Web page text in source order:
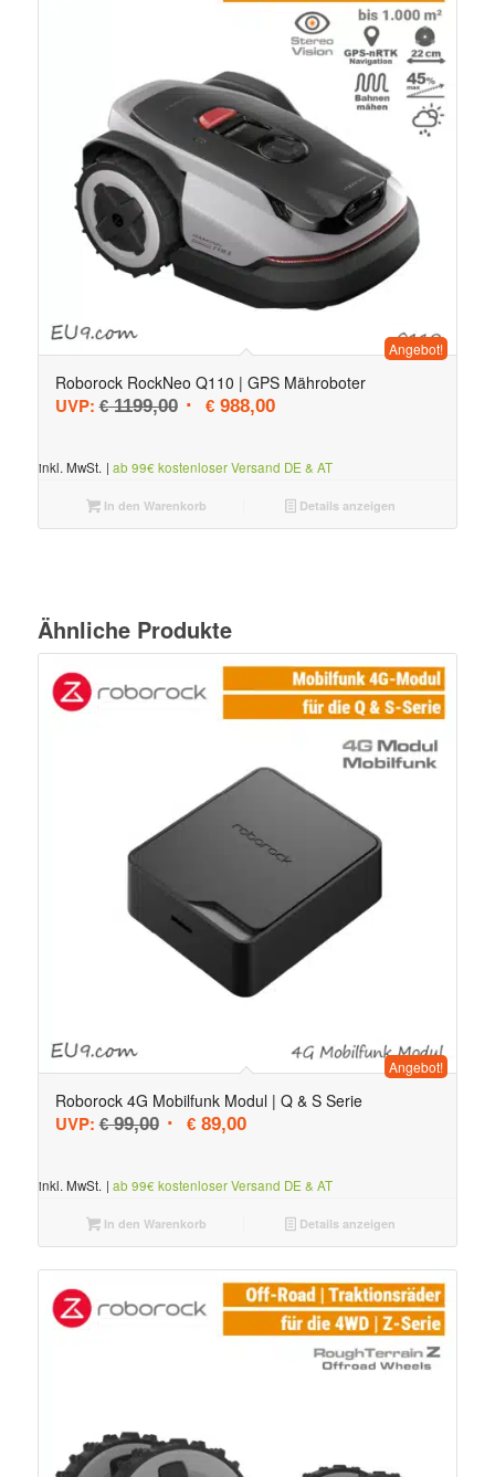
Roborock RockNeo Q110 | GPS Mähroboter
UVP: €1199,00 Ursprünglicher Preis war: € 1199,00
€988,00Aktueller Preis ist: € 988,00.
Angebot!
inkl. MwSt. | ab 99€ kostenloser Versand DE & AT
In den Warenkorb Details anzeigen
Ähnliche Produkte
Roborock 4G Mobilfunk Modul | Q & S Serie
UVP: €99,00 Ursprünglicher Preis war: € 99,00
€89,00Aktueller Preis ist: € 89,00.
Angebot!
inkl. MwSt. | ab 99€ kostenloser Versand DE & AT
In den Warenkorb Details anzeigen